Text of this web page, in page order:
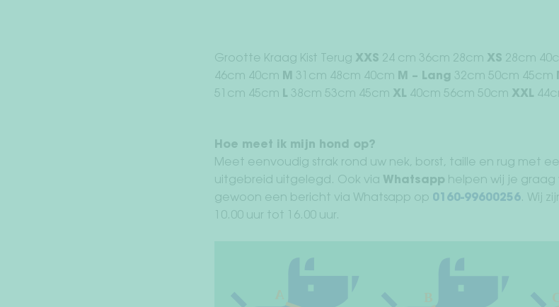
Grootte Kraag Kist Terug XXS 24 cm 36cm 28cm XS 28cm
46cm 40cm M 31cm 48cm 40cm M – Lang 32cm 50cm 45cm
51cm 45cm L 38cm 53cm 45cm XL 40cm 56cm 50cm XXL
Hoe meet ik mijn hond op?
Meet eenvoudig strak rond uw nek, borst, taille en rug met
uitgebreid uitgelegd. Ook via Whatsapp helpen wij je graag
gewoon een bericht via Whatsapp op 0160-99600256. Wij
10.00 uur tot 16.00 uur.